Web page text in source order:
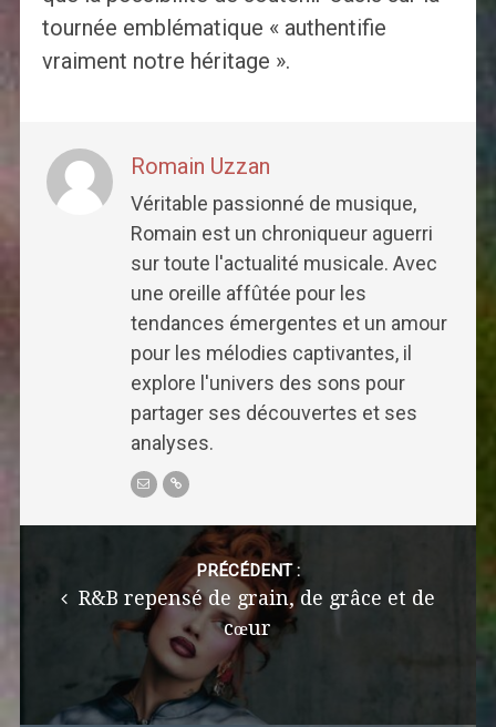
tournée emblématique « authentifie
vraiment notre héritage ».
Romain Uzzan
Véritable passionné de musique,
Romain est un chroniqueur aguerri
sur toute l'actualité musicale. Avec
une oreille affûtée pour les
tendances émergentes et un amour
pour les mélodies captivantes, il
explore l'univers des sons pour
partager ses découvertes et ses
analyses.
PRÉCÉDENT :
R&B repensé de grain, de grâce et de
cœur